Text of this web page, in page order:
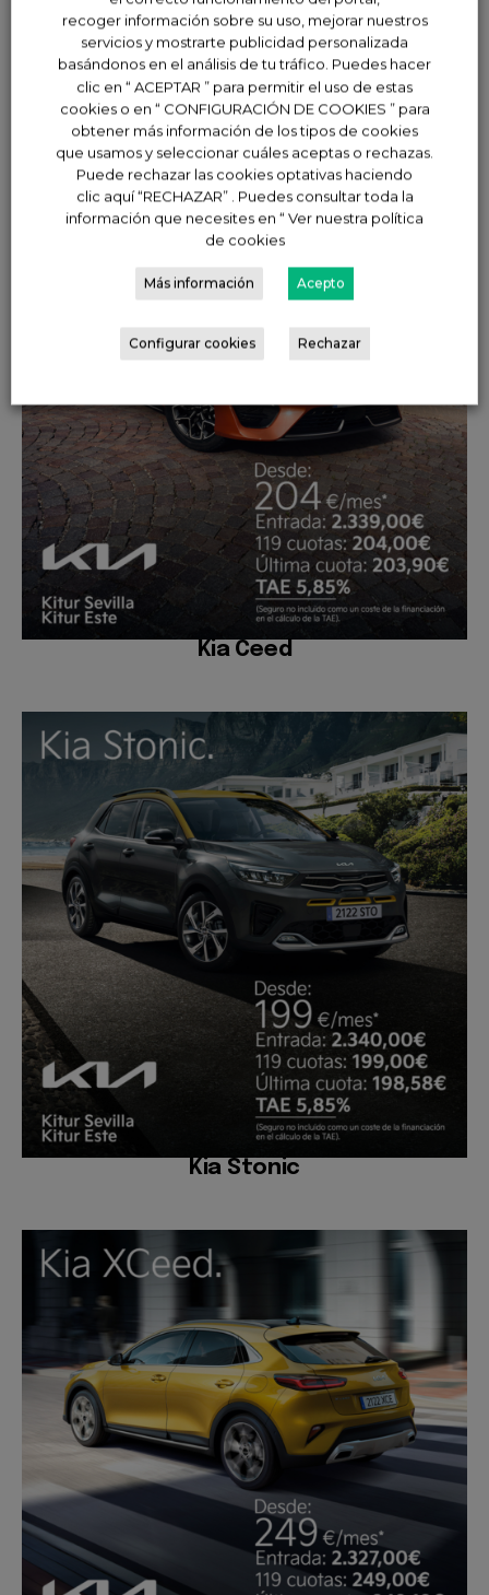
Seguro que nosotros lo
tenemos.
Kia Ceed
Kia Stonic
recoger información sobre su uso, mejorar nuestros
servicios y mostrarte publicidad personalizada
basándonos en el análisis de tu tráfico. Puedes hacer
clic en “ ACEPTAR ” para permitir el uso de estas
cookies o en “ CONFIGURACIÓN DE COOKIES ” para
obtener más información de los tipos de cookies
que usamos y seleccionar cuáles aceptas o rechazas.
Puede rechazar las cookies optativas haciendo
clic aquí “RECHAZAR” . Puedes consultar toda la
información que necesites en “ Ver nuestra política
de cookies
Más información Acepto
Configurar cookies Rechazar